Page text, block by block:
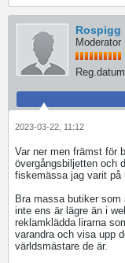
Rospigg
Moderator
2023-03-22, 11:12
Var ner men främst för
övergångsbiljetten och
fiskemässa jag varit på
Bra massa butiker
inte ens är lägre än i
reklamklädda lirarna
varandra och visa upp
världsmästare de är.